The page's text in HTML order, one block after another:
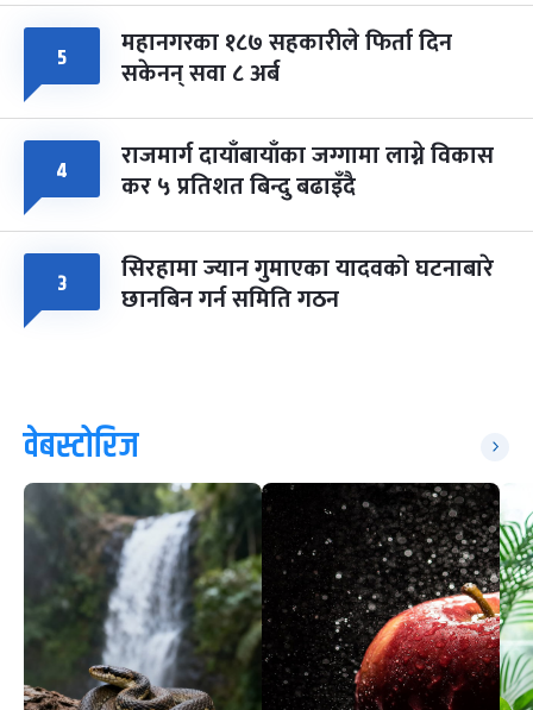
५ महानगरका १८७ सहकारीले फिर्ता दिन
सकेनन् सवा ८ अर्ब
४ राजमार्ग दायाँबायाँका जग्गामा लाग्ने विकास
कर ५ प्रतिशत बिन्दु बढाइँदै
३ सिरहामा ज्यान गुमाएका यादवको घटनाबारे
छानबिन गर्न समिति गठन
वेबस्टोरिज